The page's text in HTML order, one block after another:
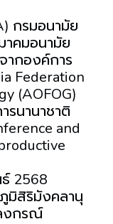
กรมอนามัย
าคมอนามัย
ากองค์การ
Federation
(AOFOG)
รนานาชาติ
and
2568
มิสิริมังคลานุ
งกรณ์